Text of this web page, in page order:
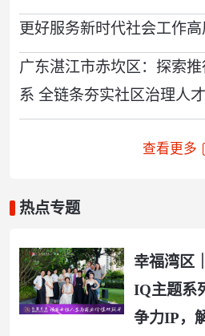
更好服务新时代社会工作
广东湛江市赤坎区：探索
系 全链条夯实社区治理人
查看更多
热点专题
幸福湾区
IQ主题系
争力IP，